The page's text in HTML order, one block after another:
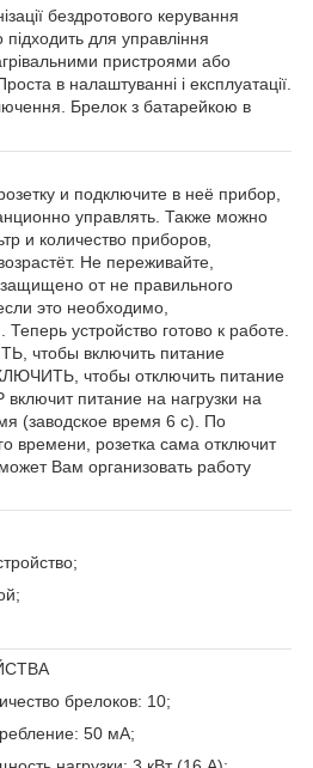
бездротового керування
для управління
пристроями або
в налаштуванні і експлуатації.
Брелок з батарейкою в
и подключите в неё прибор,
управлять. Также можно
и количество приборов,
Не переживайте,
от не правильного
это необходимо,
устройство готово к работе.
чтобы включить питание
чтобы отключить питание
питание на нагрузки на
(заводское время 6 с). По
времени, розетка сама отключит
Вам организовать работу
брелоков: 10;
50 мА;